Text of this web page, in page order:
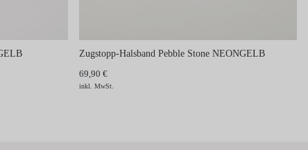
Zugstopp-Halsband Pebble Stone NEONGELB
69,90 €
inkl. MwSt.